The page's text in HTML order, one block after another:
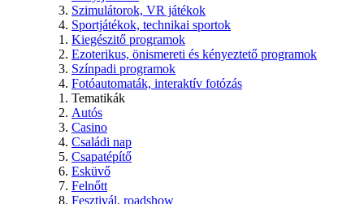
Szimulátorok, VR játékok
Sportjátékok, technikai sportok
Kiegészitő programok
Ezoterikus, önismereti és kényeztető programok
Színpadi programok
Fotóautomaták, interaktív fotózás
Tematikák
Autós
Casino
Családi nap
Csapatépítő
Esküvő
Felnőtt
Fesztivál, roadshow